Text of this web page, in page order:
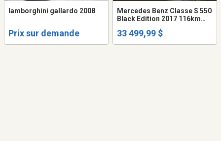
lamborghini gallardo 2008
Prix sur demande
Mercedes Benz Classe S 550
Black Edition 2017 116km
fully equiped, sun roof moon
33 499,99 $